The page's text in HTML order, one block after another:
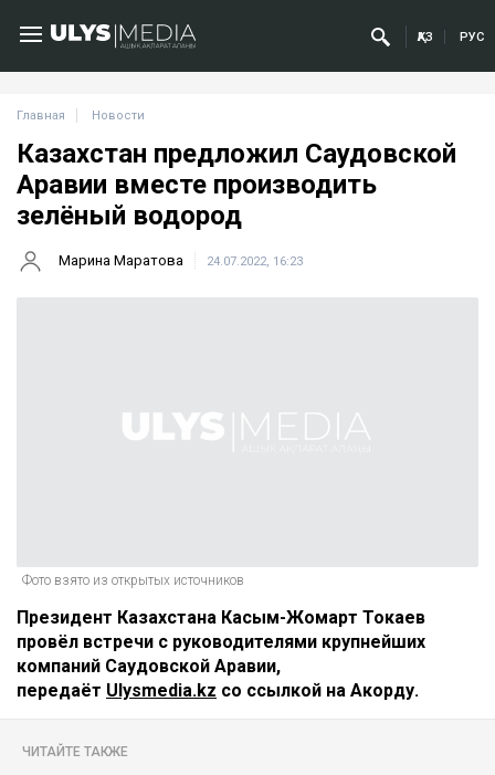
ҚАЗ РУС
Главная Новости
Казахстан предложил Саудовской
Аравии вместе производить
зелёный водород
Марина Маратова 24.07.2022, 16:23
Фото взято из открытых источников
Президент Казахстана Касым-Жомарт Токаев
провёл встречи с руководителями крупнейших
компаний Саудовской Аравии,
передаёт Ulysmedia.kz со ссылкой на Акорду.
ЧИТАЙТЕ ТАКЖЕ